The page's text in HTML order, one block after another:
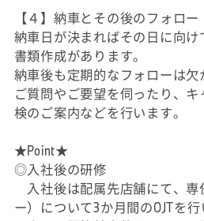
【４】納車とその後のフォロー
納車日が決まればその日に向
書類作成があります。
納車後も定期的なフォローは欠
ご質問やご要望を伺ったり、
検のご案内などを行います。
★Point★
◎入社後の研修
入社後は配属先店舗にて、専
ー）について3か月間のOJTを行